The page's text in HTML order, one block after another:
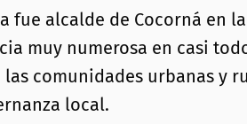
fue alcalde de Cocorná en
muy numerosa en casi
comunidades urbanas y
local.